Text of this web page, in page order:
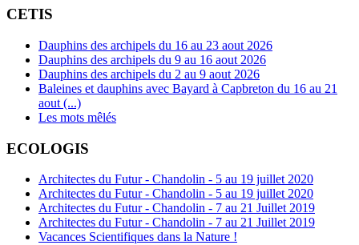
CETIS
Dauphins des archipels du 16 au 23 aout 2026
Dauphins des archipels du 9 au 16 aout 2026
Dauphins des archipels du 2 au 9 aout 2026
Baleines et dauphins avec Bayard à Capbreton du 16 au 21
aout (...)
Les mots mêlés
ECOLOGIS
Architectes du Futur - Chandolin - 5 au 19 juillet 2020
Architectes du Futur - Chandolin - 5 au 19 juillet 2020
Architectes du Futur - Chandolin - 7 au 21 Juillet 2019
Architectes du Futur - Chandolin - 7 au 21 Juillet 2019
Vacances Scientifiques dans la Nature !